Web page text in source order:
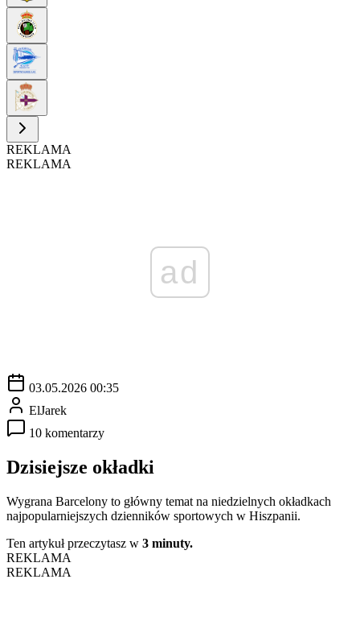
REKLAMA
REKLAMA
ad
03.05.2026 00:35
ElJarek
10 komentarzy
Dzisiejsze okładki
Wygrana Barcelony to główny temat na niedzielnych okładkach
najpopularniejszych dzienników sportowych w Hiszpanii.
Ten artykuł przeczytasz w 3 minuty.
REKLAMA
REKLAMA